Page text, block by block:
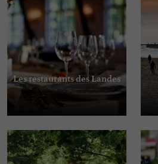
Les restaurants des Landes